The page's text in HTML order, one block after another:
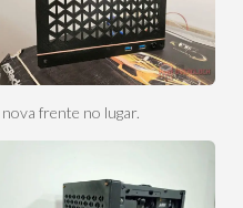
frente no lugar.